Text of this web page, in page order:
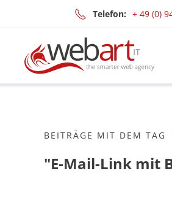
Zum Hauptinhalt springen
Telefon: + 49 (0)
BEITRÄGE MIT DEM TAG
"E-Mail-Link mit